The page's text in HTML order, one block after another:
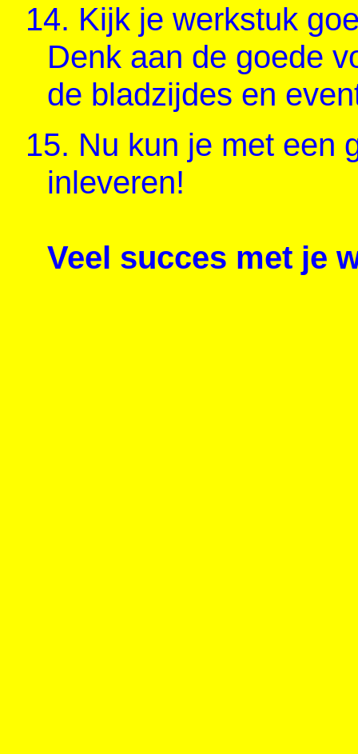
14. Kijk je werkstuk
Denk aan de goede
de bladzijdes en
15. Nu kun je met een
inleveren!
Veel succes met je